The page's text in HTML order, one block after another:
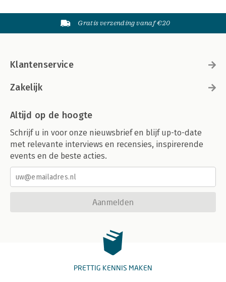
Gratis verzending vanaf €20
Klantenservice
Zakelijk
Altijd op de hoogte
Schrijf u in voor onze nieuwsbrief en blijf up-to-date
met relevante interviews en recensies, inspirerende
events en de beste acties.
Aanmelden
PRETTIG KENNIS MAKEN